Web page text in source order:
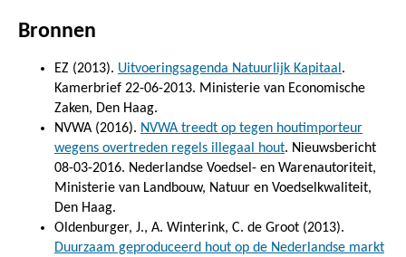
Bronnen
EZ (2013). Uitvoeringsagenda Natuurlijk Kapitaal .
Kamerbrief 22-06-2013. Ministerie van Economische
Zaken, Den Haag.
NVWA (2016). NVWA treedt op tegen houtimporteur
wegens overtreden regels illegaal hout. Nieuwsbericht
08-03-2016. Nederlandse Voedsel- en Warenautoriteit,
Ministerie van Landbouw, Natuur en Voedselkwaliteit,
Den Haag.
Oldenburger, J., A. Winterink, C. de Groot (2013).
Duurzaam geproduceerd hout op de Nederlandse markt